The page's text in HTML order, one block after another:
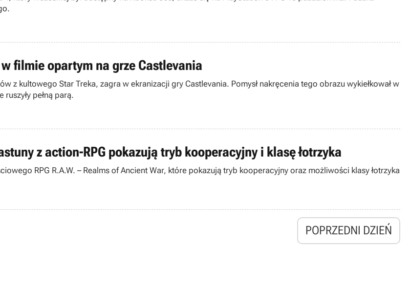
filmie opartym na grze Castlevania
z kultowego Star Treka, zagra w ekranizacji gry Castlevania. Pomysł nakręcenia tego obrazu wykiełkował w
pełną parą.
z action-RPG pokazują tryb kooperacyjny i klasę łotrzyka
RPG R.A.W. – Realms of Ancient War, które pokazują tryb kooperacyjny oraz możliwości klasy łotrzyka
POPRZEDNI DZIEŃ